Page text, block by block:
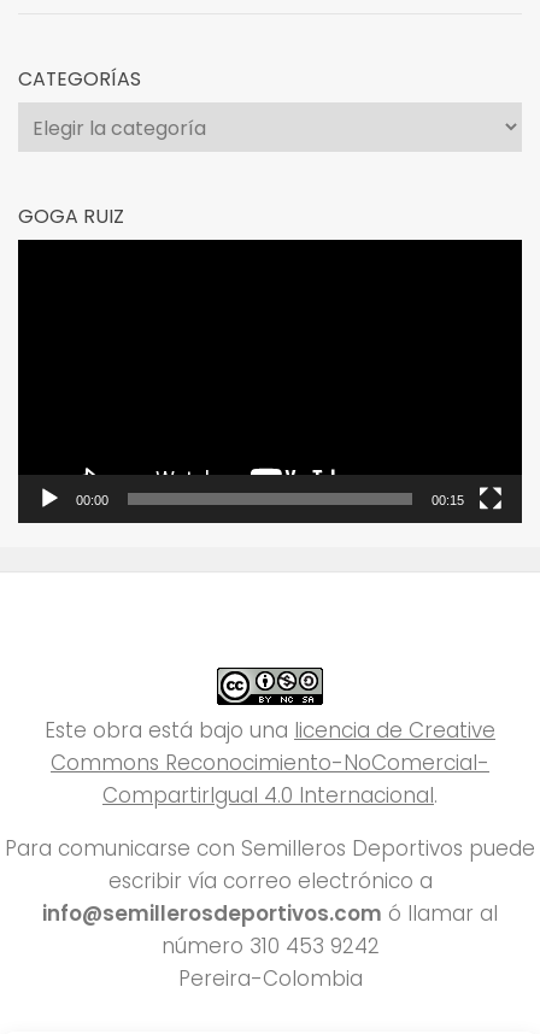
CATEGORÍAS
Categorías
GOGA RUIZ
00:00 00:15
Este obra está bajo una licencia de Creative
Commons Reconocimiento-NoComercial-
CompartirIgual 4.0 Internacional.
Para comunicarse con Semilleros Deportivos puede
escribir vía correo electrónico a
info@semillerosdeportivos.com ó llamar al
número 310 453 9242
Pereira-Colombia